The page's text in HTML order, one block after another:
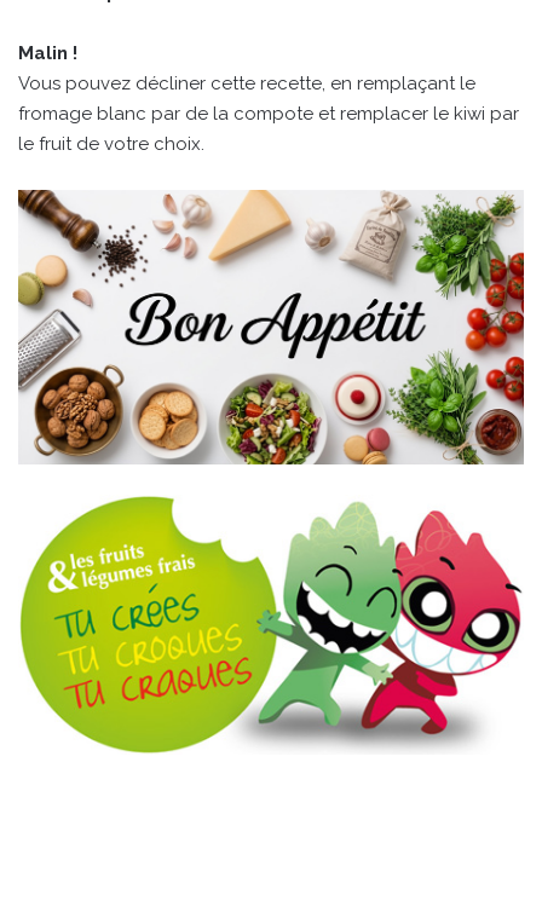
Malin !
Vous pouvez décliner cette recette, en remplaçant le
fromage blanc par de la compote et remplacer le kiwi par
le fruit de votre choix.